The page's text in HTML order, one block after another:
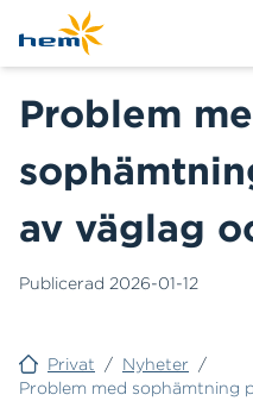
Hoppa till huvudinnehåll
Problem
av väglag
Publicerad 2026-01-12
Privat / Nyheter /
Problem med sophämtning